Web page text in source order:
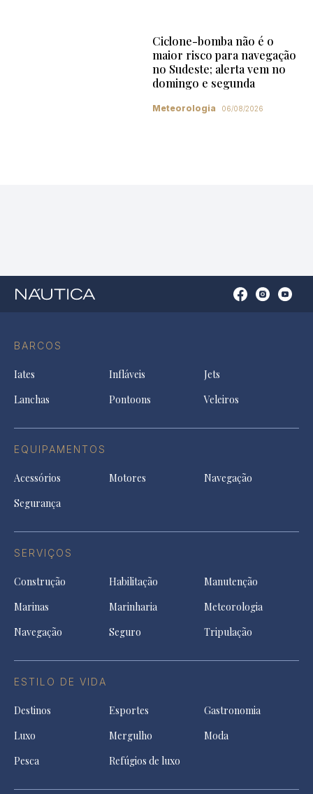
Ciclone-bomba não é o
maior risco para navegação
no Sudeste; alerta vem no
domingo e segunda
Meteorologia 06/08/2026
BARCOS
Iates Infláveis
Jets
Lanchas
Pontoons Veleiros
EQUIPAMENTOS
Acessórios Motores
Navegação
Segurança
SERVIÇOS
Construção Habilitação
Manutenção
Marinas
Marinharia
Meteorologia
Navegação
Seguro Tripulação
ESTILO DE VIDA
Destinos Esportes
Gastronomia
Luxo
Mergulho
Moda
Pesca
Refúgios de luxo
OpenOpenOpen